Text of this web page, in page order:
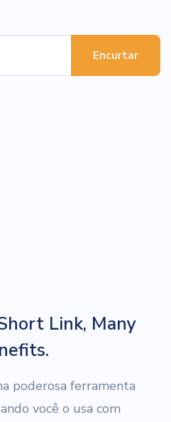
Encurtar
Link, Many
poderosa ferramenta
você o usa com